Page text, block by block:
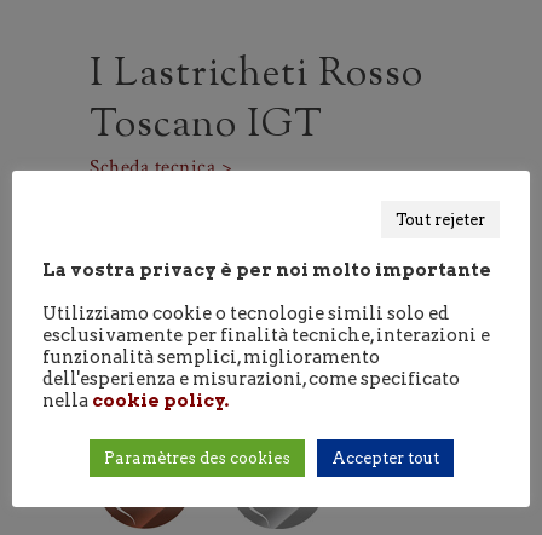
I Lastricheti Rosso
Toscano IGT
Scheda tecnica >
Vino ottenuto da uve sangiovese e merlot.
cacciagione e carni rosse. Il nome deriva
dalle stratificazioni rocciose piatte e
orizzontali che compongono le nostre
colline.
Tout rejeter
La vostra privacy è per noi molto importante
Utilizziamo cookie o tecnologie simili solo ed
esclusivamente per finalità tecniche, interazioni e
funzionalità semplici, miglioramento
dell'esperienza e misurazioni, come specificato
nella cookie policy.
Paramètres des cookies Accepter tout